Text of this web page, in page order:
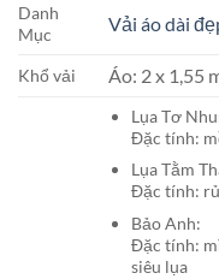
Danh
Mục
Vải áo dài
Khổ vải Áo: 2 x 1,55
Lụa Tơ
Đặc tính:
Lụa Tằm
Đặc tính:
Bảo
Đặc tính:
siêu lụa